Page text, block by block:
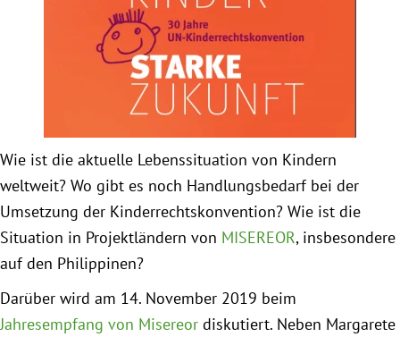
Obfrau im Ausschuss für Menschenrechte und
humanitäre Hilfe
Mein Abstimmungsverhalten
Ämter, Funktionen und Einkünfte
Besuch in Berlin
Patenschaftsprogramm
Wie ist die aktuelle Lebenssituation von Kindern
weltweit? Wo gibt es noch Handlungsbedarf bei der
Umsetzung der Kinderrechtskonvention? Wie ist die
Situation in Projektländern von MISEREOR, insbesondere
auf den Philippinen?
Darüber wird am 14. November 2019 beim
Jahresempfang von Misereor diskutiert. Neben Margarete